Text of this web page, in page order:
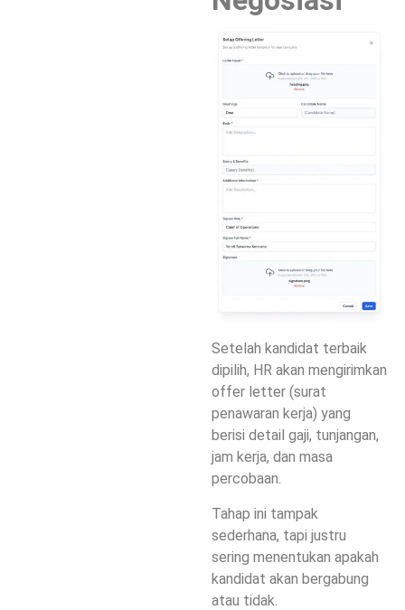
Setelah kandidat terbaik
dipilih, HR akan mengirimkan
offer letter (surat
penawaran kerja) yang
berisi detail gaji, tunjangan,
jam kerja, dan masa
percobaan.
Tahap ini tampak
sederhana, tapi justru
sering menentukan apakah
kandidat akan bergabung
atau tidak.